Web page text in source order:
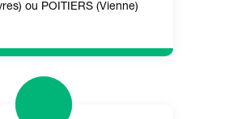
ou POITIERS (Vienne)